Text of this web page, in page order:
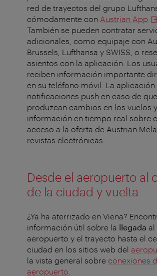
red de trayectos del grupo
cómodamente con Austrian App
También se pueden contratar
adicionales, como equipaje con
Brussels, Lufthansa y SWISS, o
asientos con la aplicación. Los
reciben información importante
en su teléfono móvil. La aplicación
notificaciones push en caso de
produzcan cambios en los vuelos
información en tiempo real sobre
acceso a la oferta de Austrian
revistas electrónicas.
Desde el aeropuerto al
de la ciudad y vuelta
¿Ya ha aterrizado en Viena?
información útil sobre la llegada al
aeropuerto y el trayecto hasta el
ciudad en los sitios web del
la vista general sobre conexiones
aeropuerto